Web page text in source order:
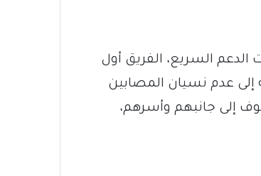
السريع، الفريق أول
إلى عدم نسيان المصابين
إلى جانبهم وأسرهم،